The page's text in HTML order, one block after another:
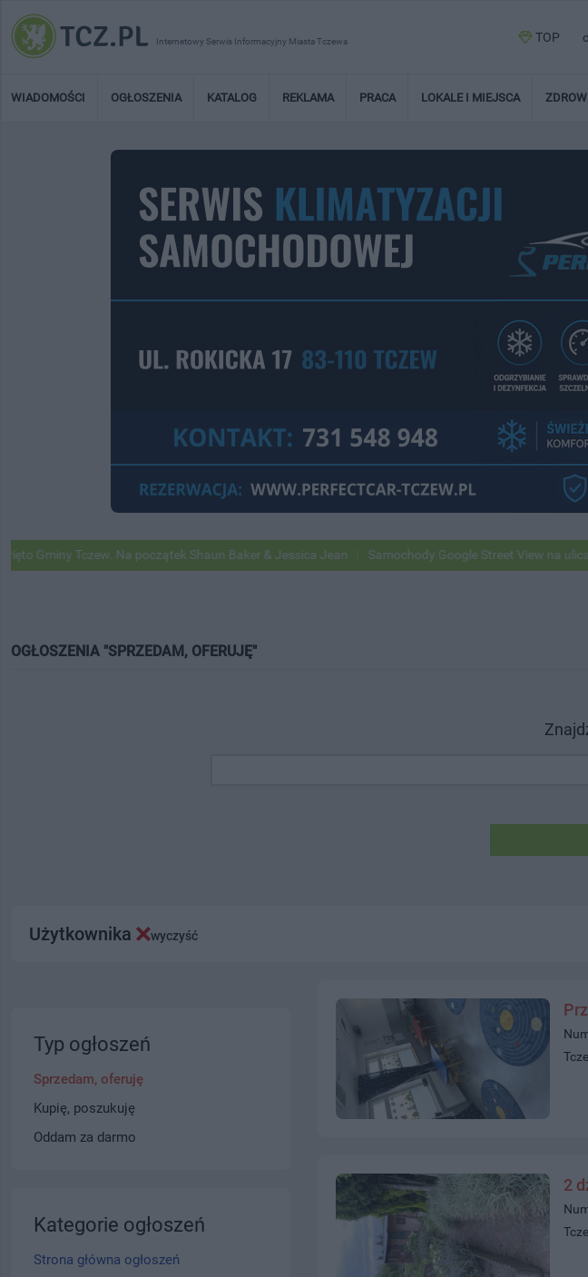
Internetowy Serwis Informacyjny Miasta Tczewa TOP
WIADOMOŚCI OGŁOSZENIA KATALOG REKLAMA PRACA LOKALE I MIEJSCA
Tczew. Na początek Shaun Baker & Jessica Jean Samochody Google Street View na ulicach
OGŁOSZENIA "SPRZEDAM, OFERUJĘ"
Użytkownika wyczyść
2
Typ ogłoszeń
Sprzedam, oferuję
Kupię, poszukuję
Oddam za darmo
Kategorie ogłoszeń
Strona główna ogłoszeń